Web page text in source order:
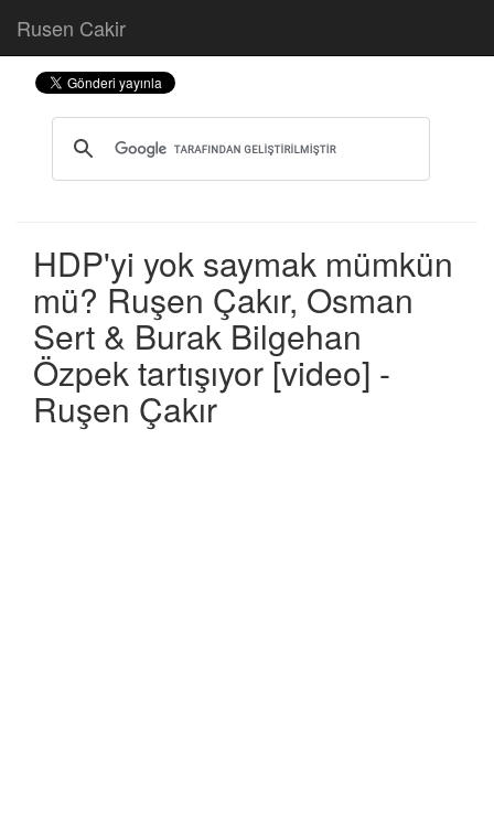
Rusen Cakir
HDP'yi yok saymak mümkün
mü? Ruşen Çakır, Osman
Sert & Burak Bilgehan
Özpek tartışıyor [video] -
Ruşen Çakır